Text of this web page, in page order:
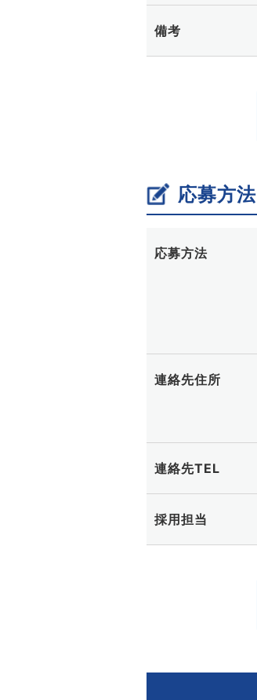
備考
応募方法
応募方法
連絡先住所
連絡先TEL
採用担当